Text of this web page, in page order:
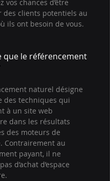
vos chances d’être
des clients potentiels au
ils ont besoin de vous.
que le référencement
naturel désigne
des techniques qui
à un site web
dans les résultats
des moteurs de
Contrairement au
payant, il ne
d’achat d’espace